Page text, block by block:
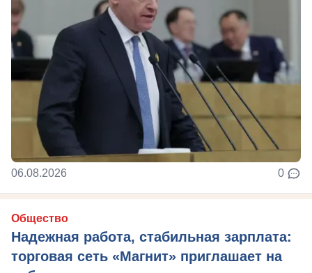
06.08.2026 0
Общество
Надежная работа, стабильная зарплата:
торговая сеть «Магнит» приглашает на